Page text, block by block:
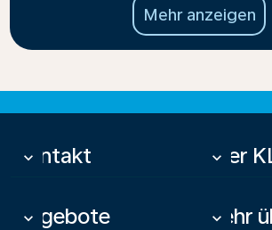
Mehr anzeigen
Kontakt
keyboard_arrow_down Über
keyboard_arrow_down
Angebote
keyboard_arrow_down Mehr
keyboard_arrow_down